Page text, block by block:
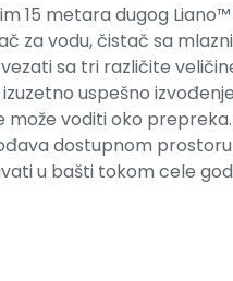
15 metara dugog
za vodu, čistač sa
sa tri različite
uspešno
može voditi oko
dostupnom
u bašti tokom cele